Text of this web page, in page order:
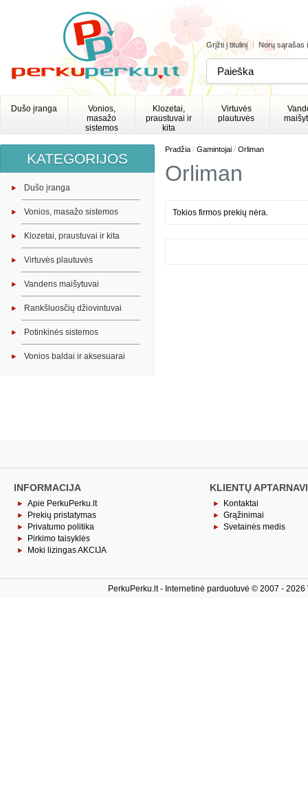
Grįžti į titulinį Norų sąrašas
Dušo įranga
Vonios,
masažo
sistemos
Klozetai,
praustuvai ir
kita
Virtuvės
plautuvės
KATEGORIJOS
Dušo įranga
Vonios, masažo sistemos
Klozetai, praustuvai ir kita
Virtuvės plautuvės
Vandens maišytuvai
Rankšluosčių džiovintuvai
Potinkinės sistemos
Vonios baldai ir aksesuarai
Pradžia / Gamintojai / Orliman
Orliman
Tokios firmos prekių nėra.
INFORMACIJA
Apie PerkuPerku.lt
Prekių pristatymas
Privatumo politika
Pirkimo taisyklės
Moki lizingas AKCIJA
KLIENTŲ
Kontaktai
Grąžinimai
Svetainės medis
PerkuPerku.lt - Internetinė parduotuvė © 2007 -